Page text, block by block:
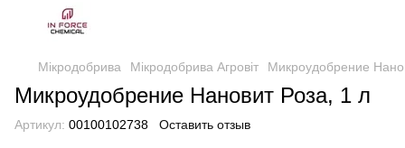
Мікродобрива Мікродобрива Агровіт Микроудобрение
Микроудобрение Нановит Роза, 1 л
Артикул: 00100102738 Оставить отзыв